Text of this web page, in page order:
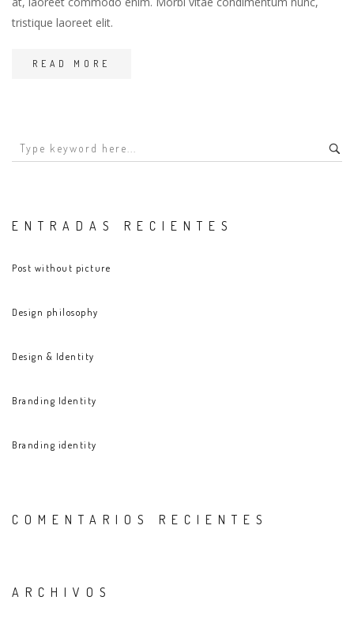
tristique laoreet elit.
READ MORE
ENTRADAS RECIENTES
Post without picture
Design philosophy
Design & Identity
Branding Identity
Branding identity
COMENTARIOS RECIENTES
ARCHIVOS